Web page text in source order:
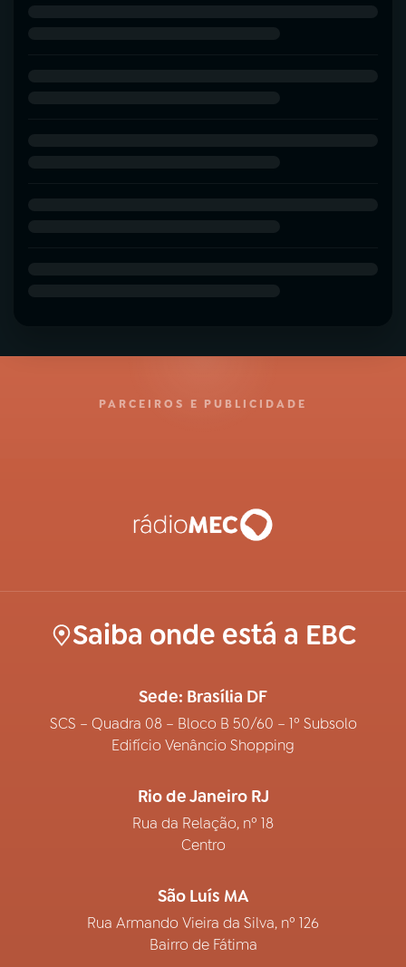
PARCEIROS E PUBLICIDADE
Saiba onde está a EBC
Sede: Brasília DF
SCS – Quadra 08 – Bloco B 50/60 – 1º Subsolo
Edifício Venâncio Shopping
Rio de Janeiro RJ
Rua da Relação, nº 18
Centro
São Luís MA
Rua Armando Vieira da Silva, nº 126
Bairro de Fátima